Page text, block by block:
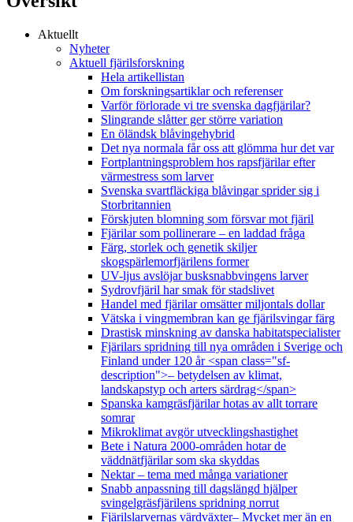
Aktuellt
Nyheter
Aktuell fjärilsforskning
Hela artikellistan
Om forskningsartiklar och referenser
Varför förlorade vi tre svenska dagfjärilar?
Slingrande slåtter ger större variation
En öländsk blåvingehybrid
Det nya normala får oss att glömma hur det var
Fortplantningsproblem hos rapsfjärilar efter
värmestress som larver
Svenska svartfläckiga blåvingar sprider sig i
Storbritannien
Förskjuten blomning som försvar mot fjäril
Fjärilar som pollinerare – en laddad fråga
Färg, storlek och genetik skiljer
skogspärlemorfjärilens former
UV-ljus avslöjar busksnabbvingens larver
Sydrovfjäril har smak för stadslivet
Handel med fjärilar omsätter miljontals dollar
Vätska i vingmembran kan ge fjärilsvingar färg
Drastisk minskning av danska habitatspecialister
Fjärilars spridning till nya områden i Sverige och
Finland under 120 år <span class="sf-
description">– betydelsen av klimat,
landskapstyp och arters särdrag</span>
Spanska kamgräsfjärilar hotas av allt torrare
somrar
Mikroklimat avgör utvecklingshastighet
Bete i Natura 2000-områden hotar de
väddnätfjärilar som ska skyddas
Nektar – tema med många variationer
Snabb anpassning till dagslängd hjälper
svingelgräsfjärilens spridning norrut
Fjärilslarvernas värdväxter– Mycket mer än en